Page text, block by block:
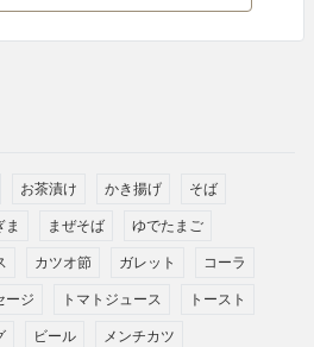
お茶漬け かき揚げ そば
ま まぜそば ゆでたまご
カツオ節 ガレット コーラ
ージ トマトジュース トースト
ビール メンチカツ